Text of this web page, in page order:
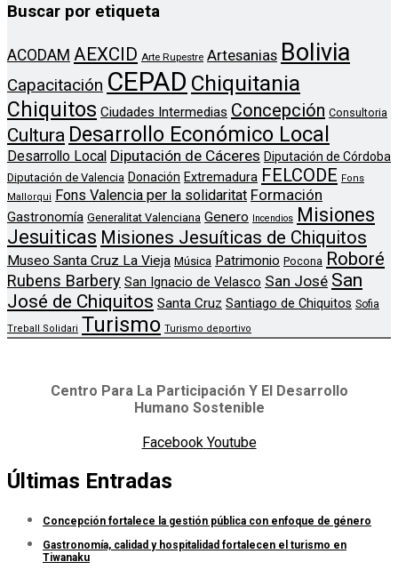
Buscar por etiqueta
ACODAM AEXCID Arte Rupestre Artesanias Bolivia
Capacitación CEPAD Chiquitania
Chiquitos Ciudades Intermedias Concepción Consultoria
Cultura Desarrollo Económico Local
Desarrollo Local Diputación de Cáceres Diputación de Córdoba
Diputación de Valencia Donación Extremadura FELCODE Fons
Mallorqui Fons Valencia per la solidaritat Formación
Gastronomía Generalitat Valenciana Genero Incendios Misiones
Jesuiticas Misiones Jesuíticas de Chiquitos
Museo Santa Cruz La Vieja Música Patrimonio Pocona Roboré
Rubens Barbery San Ignacio de Velasco San José San
José de Chiquitos Santa Cruz Santiago de Chiquitos Sofia
Treball Solidari Turismo Turismo deportivo
Centro Para La Participación Y El Desarrollo
Humano Sostenible
Facebook Youtube
Últimas Entradas
Concepción fortalece la gestión pública con enfoque de género
Gastronomía, calidad y hospitalidad fortalecen el turismo en
Tiwanaku